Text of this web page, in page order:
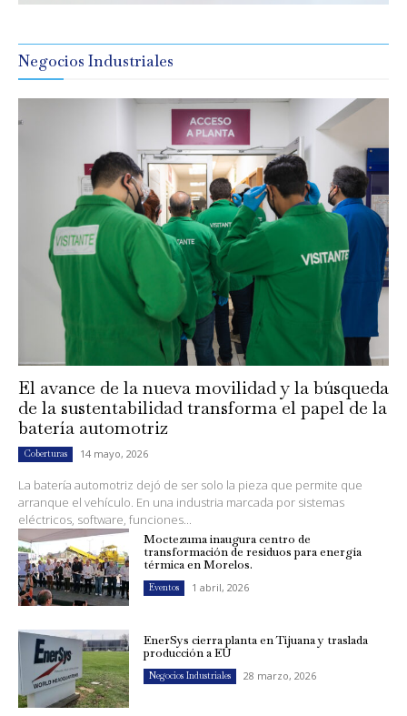
Negocios Industriales
El avance de la nueva movilidad y la búsqueda
de la sustentabilidad transforma el papel de la
batería automotriz
Coberturas 14 mayo, 2026
La batería automotriz dejó de ser solo la pieza que permite que
arranque el vehículo. En una industria marcada por sistemas
eléctricos, software, funciones...
Moctezuma inaugura centro de
transformación de residuos para energía
térmica en Morelos.
Eventos 1 abril, 2026
EnerSys cierra planta en Tijuana y traslada
producción a EU
Negocios Industriales 28 marzo, 2026